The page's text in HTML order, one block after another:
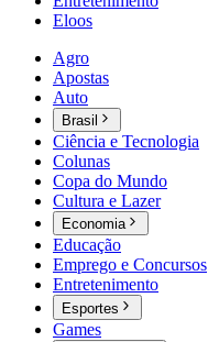
Eloos
Agro
Apostas
Auto
Brasil
Ciência e Tecnologia
Colunas
Copa do Mundo
Cultura e Lazer
Economia
Educação
Emprego e Concursos
Entretenimento
Esportes
Games